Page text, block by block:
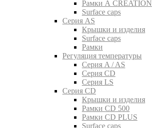
Рамки A CREATION
Surface caps
Серия AS
Крышки и изделия
Surface caps
Рамки
Регуляция температуры
Серия A / AS
Серия CD
Серия LS
Серия CD
Крышки и изделия
Рамки CD 500
Рамки CD PLUS
Surface caps